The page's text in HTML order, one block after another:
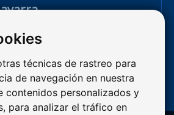
técnicas de rastreo para
de navegación en nuestra
contenidos personalizados y
para analizar el tráfico en
246 115